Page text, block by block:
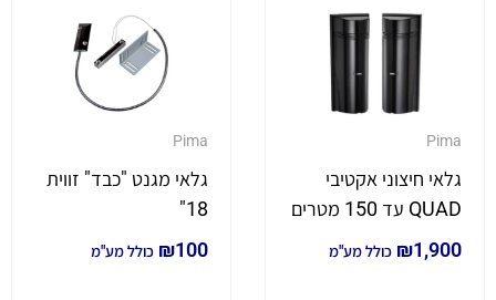
Pima
גלאי חיצוני אקטיבי
QUAD עד 150 מטרים
₪1,900 כולל מע"מ
Pima
גלאי מגנט "כבד" זווית
18"
₪100 כולל מע"מ